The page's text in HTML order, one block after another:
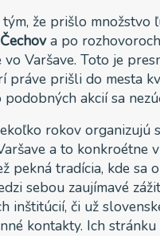
že prišlo
a po
Varšave. Toto je
práve prišli do mesta
akcií sa
rokov
a to konkroétne v
pekná tradícia, kde sa
sebou zaujímavé
inštitúcií, či už
kontakty. Ich